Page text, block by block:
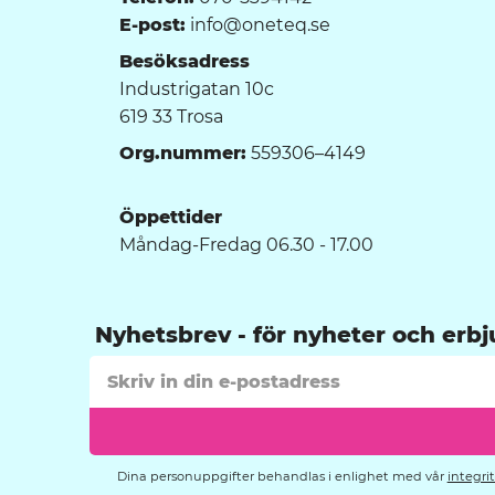
E-post: info@oneteq.se
Besöksadress
Industrigatan 10c
619 33 Trosa
Org.nummer: 559306–4149
Öppettider
Måndag-Fredag 06.30 - 17.00
Nyhetsbrev
Dina personuppgifter behandlas i enlighet med vår